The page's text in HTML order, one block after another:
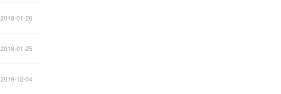
2018-01-26
2018-01-25
2019-12-04